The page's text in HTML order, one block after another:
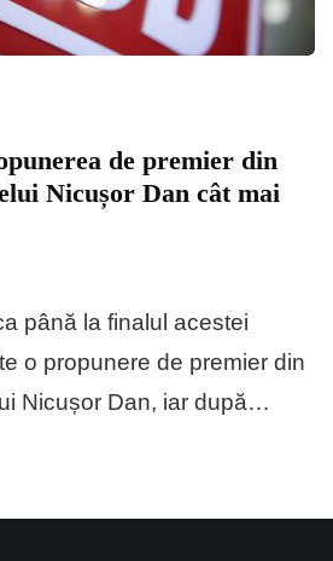
de premier din
Nicușor Dan cât mai
până la finalul acestei
o propunere de premier din
Nicușor Dan, iar după…